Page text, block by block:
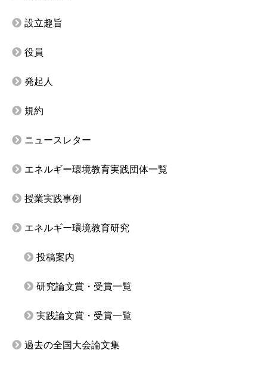
設立趣旨
役員
発起人
規約
ニュースレター
エネルギー環境教育実践団体一覧
授業実践事例
エネルギー環境教育研究
投稿案内
研究論文賞・受賞一覧
実践論文賞・受賞一覧
過去の全国大会論文集